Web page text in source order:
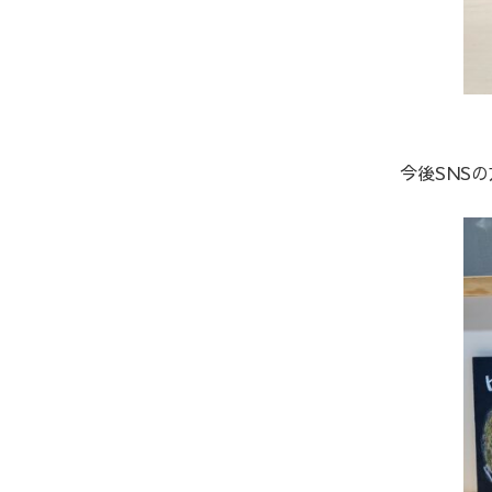
今後SNS